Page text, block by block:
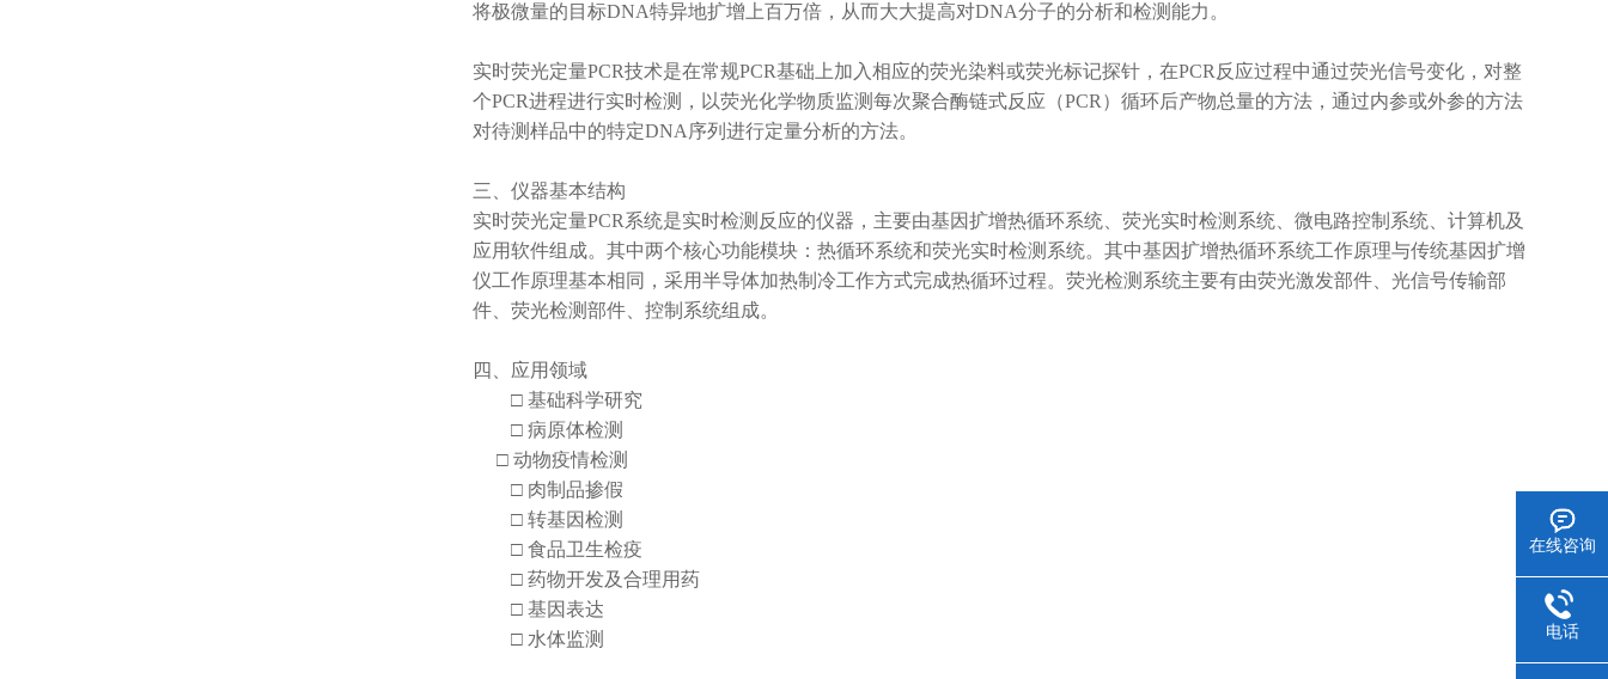
将极微量的目标DNA特异地扩增上百万倍，从而大大提高对DNA分子的分析和检测能力。
实时荧光定量PCR技术是在常规PCR基础上加入相应的荧光染料或荧光标记探针，在PCR反应过程中通过荧光信号变化，对整
个PCR进程进行实时检测，以荧光化学物质监测每次聚合酶链式反应（PCR）循环后产物总量的方法，通过内参或外参的方法
对待测样品中的特定DNA序列进行定量分析的方法。
三、仪器基本结构
实时荧光定量PCR系统是实时检测反应的仪器，主要由基因扩增热循环系统、荧光实时检测系统、微电路控制系统、计算机及
应用软件组成。其中两个核心功能模块：热循环系统和荧光实时检测系统。其中基因扩增热循环系统工作原理与传统基因扩增
仪工作原理基本相同，采用半导体加热制冷工作方式完成热循环过程。荧光检测系统主要有由荧光激发部件、光信号传输部
件、荧光检测部件、控制系统组成。
四、应用领域
□ 基础科学研究
□ 病原体检测
□ 动物疫情检测
□ 肉制品掺假
□ 转基因检测
□ 食品卫生检疫
□ 药物开发及合理用药
□ 基因表达
□ 水体监测
在线咨询
电话